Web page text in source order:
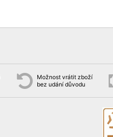
Možnost vrátit zboží
bez udání důvodu